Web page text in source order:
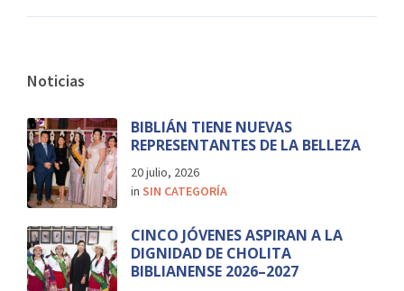
Noticias
BIBLIÁN TIENE NUEVAS
REPRESENTANTES DE LA BELLEZA
20 julio, 2026
in SIN CATEGORÍA
CINCO JÓVENES ASPIRAN A LA
DIGNIDAD DE CHOLITA
BIBLIANENSE 2026–2027